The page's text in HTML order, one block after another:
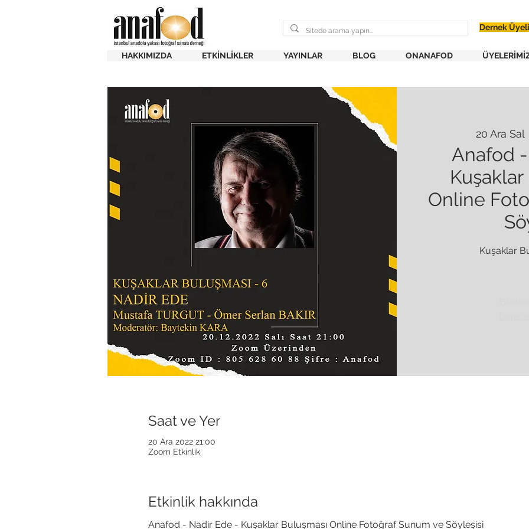
Dernek
HAKKIMIZDA ETKİNLİKLER YAYINLAR BLOG ONANAFOD
20 Ara Sal
Anafod
Kuşaklar
Online
Kuşaklar
Saat ve Yer
20 Ara 2022 21:00
Zoom Etkinlik
Etkinlik hakkında
Anafod - Nadir Ede - Kuşaklar Buluşması Online Fotoğraf Sunum ve Söyleşisi